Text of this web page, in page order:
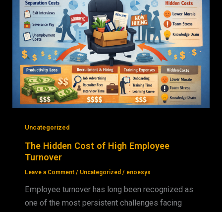
Uncategorized
The Hidden Cost of High Employee
Turnover
Leave a Comment / Uncategorized / enoesys
Employee turnover has long been recognized as
one of the most persistent challenges facing